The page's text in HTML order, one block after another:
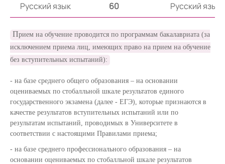
Русский язык 60 Русский язык
Прием на обучение проводится по программам бакалавриата (за
исключением приема лиц, имеющих право на прием на обучение
без вступительных испытаний):
на базе среднего общего образования – на основании
оцениваемых по стобалльной шкале результатов единого
государственного экзамена (далее - ЕГЭ), которые признаются в
качестве результатов вступительных испытаний или по
результатам испытаний, проводимых в Университете в
соответствии с настоящими Правилами приема;
на базе среднего профессионального образования – на
основании оцениваемых по стобалльной шкале результатов